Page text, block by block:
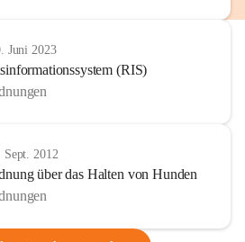
Juni 2023
(RIS)
Sept. 2012
über das Halten von Hunden